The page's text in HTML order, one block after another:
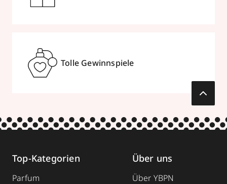
Tolle Gewinnspiele
Top-Kategorien
Parfum
Über uns
Über YBPN